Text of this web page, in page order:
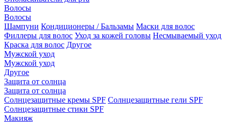
Волосы
Волосы
Шампуни Кондиционеры / Бальзамы Маски для волос
Филлеры для волос Уход за кожей головы Несмываемый уход
Краска для волос Другое
Мужской уход
Мужской уход
Другое
Защита от солнца
Защита от солнца
Солнцезащитные кремы SPF Солнцезащитные гели SPF
Солнцезащитные стики SPF
Макияж